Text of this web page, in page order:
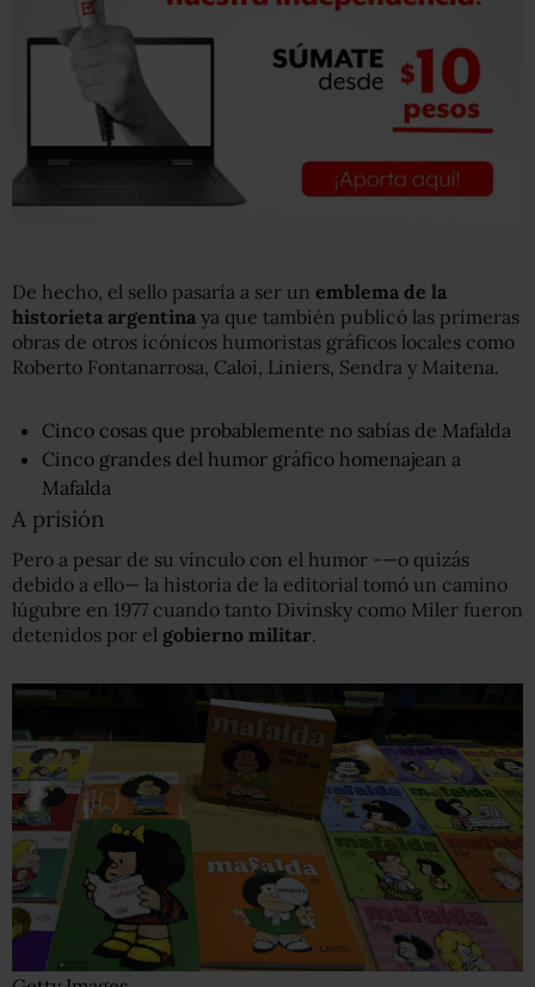
De hecho, el sello pasaría a ser un emblema de la
historieta argentina ya que también publicó las primeras
obras de otros icónicos humoristas gráficos locales como
Roberto Fontanarrosa, Caloi, Liniers, Sendra y Maitena.
Cinco cosas que probablemente no sabías de Mafalda
Cinco grandes del humor gráfico homenajean a
Mafalda
A prisión
Pero a pesar de su vínculo con el humor -—o quizás
debido a ello— la historia de la editorial tomó un camino
lúgubre en 1977 cuando tanto Divinsky como Miler fueron
detenidos por el gobierno militar.